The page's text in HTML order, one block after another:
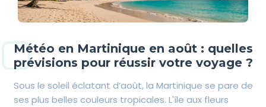
Météo en Martinique en août : quelles
prévisions pour réussir votre voyage ?
Sous le soleil éclatant d’août, la Martinique se pare de
ses plus belles couleurs tropicales. L'île aux fleurs